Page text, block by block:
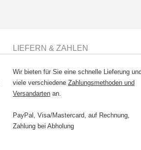
LIEFERN & ZAHLEN
Wir bieten für Sie eine schnelle Lieferung
viele verschiedene Zahlungsmethoden und
Versandarten an.
PayPal, Visa/Mastercard, auf Rechnung,
Zahlung bei Abholung